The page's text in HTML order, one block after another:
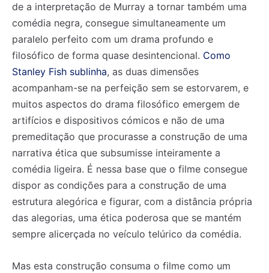
de a interpretação de Murray a tornar também uma
comédia negra, consegue simultaneamente um
paralelo perfeito com um drama profundo e
filosófico de forma quase desintencional. Como
Stanley Fish sublinha, as duas dimensões
acompanham-se na perfeição sem se estorvarem, e
muitos aspectos do drama filosófico emergem de
artifícios e dispositivos cómicos e não de uma
premeditação que procurasse a construção de uma
narrativa ética que subsumisse inteiramente a
comédia ligeira. É nessa base que o filme consegue
dispor as condições para a construção de uma
estrutura alegórica e figurar, com a distância própria
das alegorias, uma ética poderosa que se mantém
sempre alicerçada no veículo telúrico da comédia.
Mas esta construção consuma o filme como um